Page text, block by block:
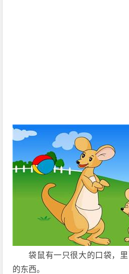
袋鼠有一只很大的口袋，
的东西。